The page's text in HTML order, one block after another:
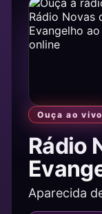
Ouça ao vivo
Rádio
Aparecida